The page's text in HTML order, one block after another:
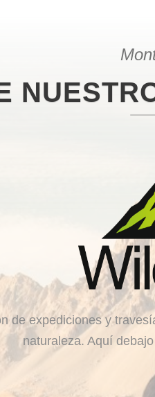
de expediciones y
naturaleza. Aquí